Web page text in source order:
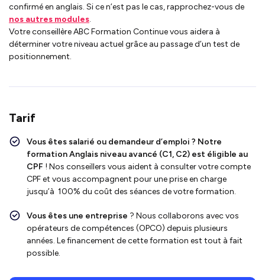
confirmé en anglais. Si ce n’est pas le cas, rapprochez-vous de
nos autres modules.
Votre conseillère ABC Formation Continue vous aidera à
déterminer votre niveau actuel grâce au passage d’un test de
positionnement.
Tarif
Vous êtes salarié ou demandeur d’emploi ? Notre
formation Anglais niveau avancé (C1, C2) est éligible au
CPF ! Nos conseillers vous aident à consulter votre compte
CPF et vous accompagnent pour une prise en charge
jusqu’à 100% du coût des séances de votre formation.
Vous êtes une entreprise ? Nous collaborons avec vos
opérateurs de compétences (OPCO) depuis plusieurs
années. Le financement de cette formation est tout à fait
possible.